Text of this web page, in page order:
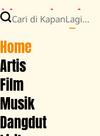
Home
Artis
Film
Musik
Dangdut